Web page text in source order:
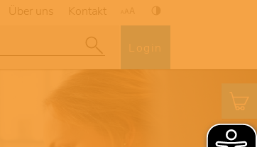
Über uns Kontakt
Login